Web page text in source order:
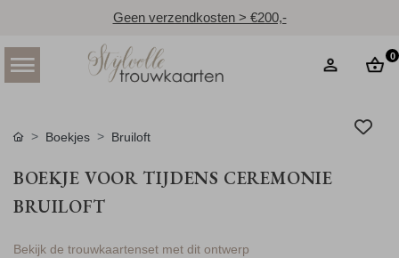
Geen verzendkosten > €200,-
0
Boekjes Bruiloft
BOEKJE VOOR TIJDENS CEREMONIE
BRUILOFT
Bekijk de trouwkaartenset met dit ontwerp